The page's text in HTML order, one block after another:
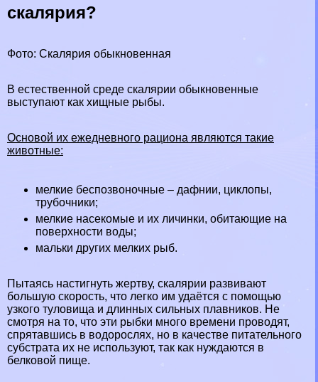
скалярия?
Фото: Скалярия обыкновенная
В естественной среде скалярии обыкновенные
выступают как хищные рыбы.
Основой их ежедневного рациона являются такие
животные:
мелкие беспозвоночные – дафнии, циклопы,
трубочники;
мелкие насекомые и их личинки, обитающие на
поверхности воды;
мальки других мелких рыб.
Пытаясь настигнуть жертву, скалярии развивают
большую скорость, что легко им удаётся с помощью
узкого туловища и длинных сильных плавников. Не
смотря на то, что эти рыбки много времени проводят,
спрятавшись в водорослях, но в качестве питательного
субстрата их не используют, так как нуждаются в
белковой пище.